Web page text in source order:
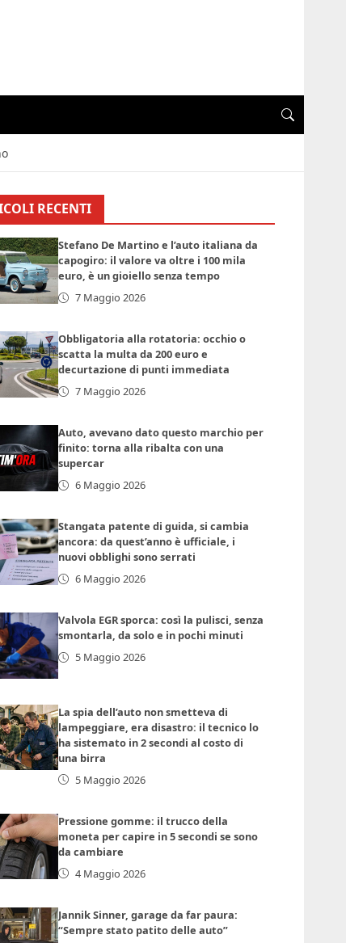
RECENTI
Stefano De Martino e l’auto italiana da
capogiro: il valore va oltre i 100 mila
euro, è un gioiello senza tempo
7 Maggio 2026
Obbligatoria alla rotatoria: occhio o
scatta la multa da 200 euro e
decurtazione di punti immediata
7 Maggio 2026
Auto, avevano dato questo marchio per
finito: torna alla ribalta con una
supercar
6 Maggio 2026
Stangata patente di guida, si cambia
ancora: da quest’anno è ufficiale, i
nuovi obblighi sono serrati
6 Maggio 2026
Valvola EGR sporca: così la pulisci, senza
smontarla, da solo e in pochi minuti
5 Maggio 2026
La spia dell’auto non smetteva di
lampeggiare, era disastro: il tecnico lo
ha sistemato in 2 secondi al costo di
una birra
5 Maggio 2026
Pressione gomme: il trucco della
moneta per capire in 5 secondi se sono
da cambiare
4 Maggio 2026
Jannik Sinner, garage da far paura:
“Sempre stato patito delle auto”